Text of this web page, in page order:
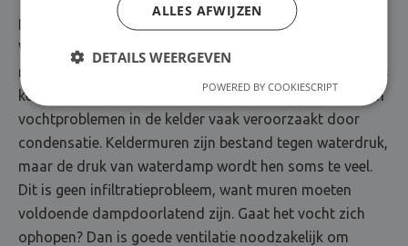
De kelder is een kwetsbare plaats voor vochtproblemen
Vanzelfsprekend komt grondvocht het gemakkelijkst in
ruimtes die zich onder de grond bevinden. In dat geval is
kelderdichting van essentieel belang. Daarnaast worden
vochtproblemen in de kelder vaak veroorzaakt door
condensatie. Keldermuren zijn bestand tegen waterdruk,
maar de druk van waterdamp wordt hen soms te veel.
Dit is geen infiltratieprobleem, want muren moeten
voldoende dampdoorlatend zijn. Gaat het vocht zich
ophopen? Dan is goede ventilatie noodzakelijk om
ALLES AFWIJZEN
DETAILS WEERGEVEN
POWERED BY COOKIESCRIPT